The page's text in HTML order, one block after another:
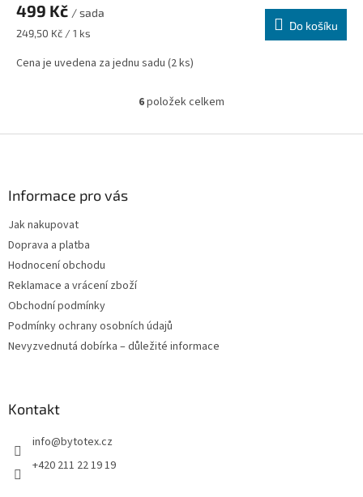
499 Kč / sada
Měrná
249,50 Kč / 1 ks
Do košíku
Cena je uvedena za jednu sadu (2 ks)
O
l
p
i
6položek celkem
Informace pro vás
Jak nakupovat
Doprava a platba
Hodnocení obchodu
Reklamace a vrácení zboží
Obchodní podmínky
Podmínky ochrany osobních údajů
Nevyzvednutá dobírka – důležité informace
Kontakt
info@bytotex.cz
+420 211 22 19 19